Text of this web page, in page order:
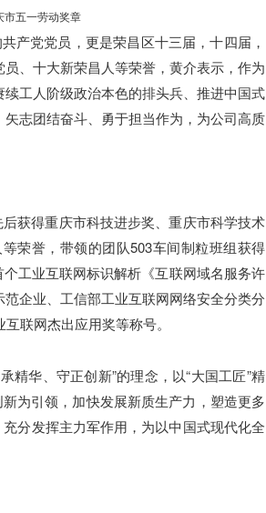
市五一劳动奖章
产党党员，更是荣昌区十三届，十四届，
、十大新荣昌人等荣誉，黄介表示，作为
工人阶级政治本色的排头兵、推进中国式
志团结奋斗、勇于担当作为，为公司高质
获得重庆市科技进步奖、重庆市科学技术
荣誉，带领的团队503车间制粒班组获得
工业互联网标识解析《互联网域名服务许
企业、工信部工业互联网网络安全分类分
联网杰出应用奖等称号。
精华、守正创新”的理念，以“大国工匠”精
为引领，加快发展新质生产力，塑造更多
分发挥主力军作用，为以中国式现代化全